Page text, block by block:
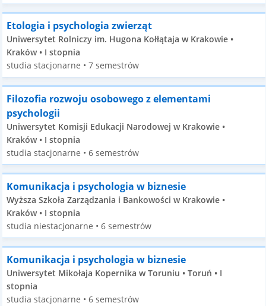
Etologia i psychologia zwierząt
Uniwersytet Rolniczy im. Hugona Kołłątaja w Krakowie •
Kraków • I stopnia
studia stacjonarne • 7 semestrów
Filozofia rozwoju osobowego z elementami
psychologii
Uniwersytet Komisji Edukacji Narodowej w Krakowie •
Kraków • I stopnia
studia stacjonarne • 6 semestrów
Komunikacja i psychologia w biznesie
Wyższa Szkoła Zarządzania i Bankowości w Krakowie •
Kraków • I stopnia
studia niestacjonarne • 6 semestrów
Komunikacja i psychologia w biznesie
Uniwersytet Mikołaja Kopernika w Toruniu • Toruń • I
stopnia
studia stacjonarne • 6 semestrów